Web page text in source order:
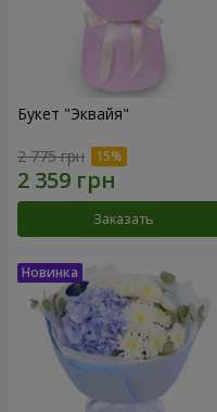
Букет "Эквайя"
2 775 грн
Заказать